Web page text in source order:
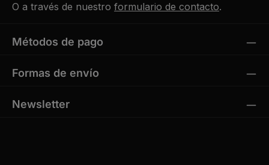
O a través de nuestro formulario de contacto.
Métodos de pago
Formas de envío
Newsletter